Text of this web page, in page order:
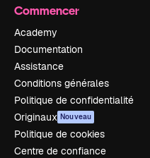
Commencer
Academy
Documentation
Assistance
Conditions générales
Politique de confidentialité
Originaux Nouveau
Politique de cookies
Centre de confiance